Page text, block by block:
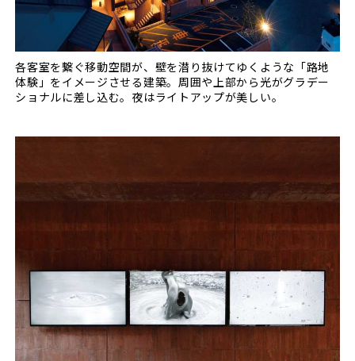
各客室を繋ぐ移動空間が、壁を潜り抜けてゆくような「路地
体験」をイメージさせる建築。周囲や上部から光がグラデー
ショナルに差し込む。夜はライトアップが美しい。